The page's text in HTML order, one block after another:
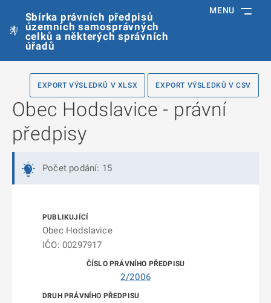
Sbírka právních předpisů
územních samosprávných
celků a některých správních
úřadů
MENU
EXPORT VÝSLEDKŮ V XLSX EXPORT VÝSLEDKŮ V CSV
Obec Hodslavice - právní
předpisy
Počet podání: 15
Obec Hodslavice
IČO: 00297917
2/2006